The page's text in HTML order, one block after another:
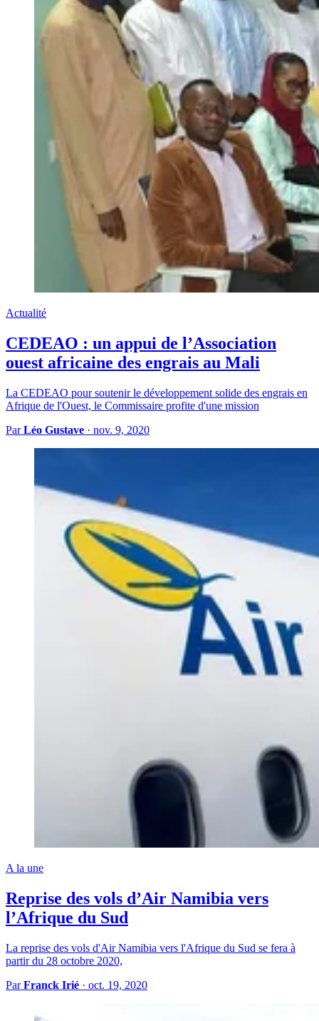
Actualité
CEDEAO : un appui de l’Association
ouest africaine des engrais au Mali
La CEDEAO pour soutenir le développement solide des engrais en
Afrique de l'Ouest, le Commissaire profite d'une mission
ParLéo Gustave · nov. 9, 2020
A la une
Reprise des vols d’Air Namibia vers
l’Afrique du Sud
La reprise des vols d'Air Namibia vers l'Afrique du Sud se fera à
partir du 28 octobre 2020,
ParFranck Irié · oct. 19, 2020